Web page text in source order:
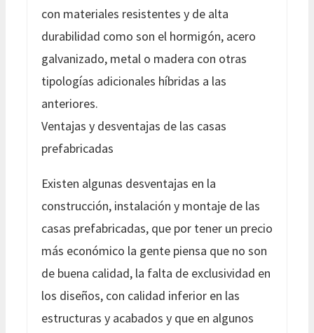
con materiales resistentes y de alta
durabilidad como son el hormigón, acero
galvanizado, metal o madera con otras
tipologías adicionales híbridas a las
anteriores.
Ventajas y desventajas de las casas
prefabricadas
Existen algunas desventajas en la
construcción, instalación y montaje de las
casas prefabricadas, que por tener un precio
más económico la gente piensa que no son
de buena calidad, la falta de exclusividad en
los diseños, con calidad inferior en las
estructuras y acabados y que en algunos